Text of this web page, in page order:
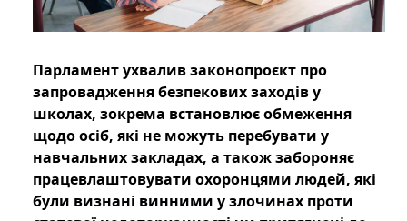
Парламент ухвалив законопроєкт про
запровадження безпекових заходів у
школах, зокрема встановлює обмеження
щодо осіб, які не можуть перебувати у
навчальних закладах, а також забороняє
працевлаштовувати охоронцями людей, які
були визнані винними у злочинах проти